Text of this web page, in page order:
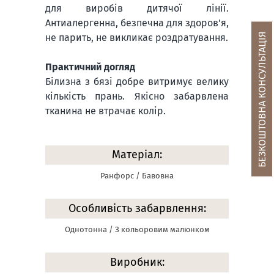
для виробів дитячої лінії.
Антиалергенна, безпечна для здоров'я,
не парить, не викликає роздратування.
Практичний догляд
Білизна з бязі добре витримує велику
кількість прань. Якісно забарвлена
тканина не втрачає колір.
Матеріал:
Ранфорс / Бавовна
Особливість забарвлення:
Однотонна / З кольоровим малюнком
Виробник:
БЕЗКОШТОВНА КОНСУЛЬТАЦІЯ